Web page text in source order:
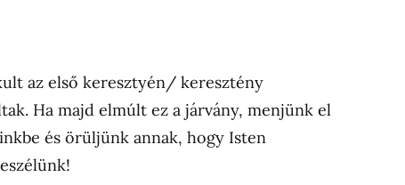
az első keresztyén/ keresztény
Ha majd elmúlt ez a járvány, menjünk el
és örüljünk annak, hogy Isten